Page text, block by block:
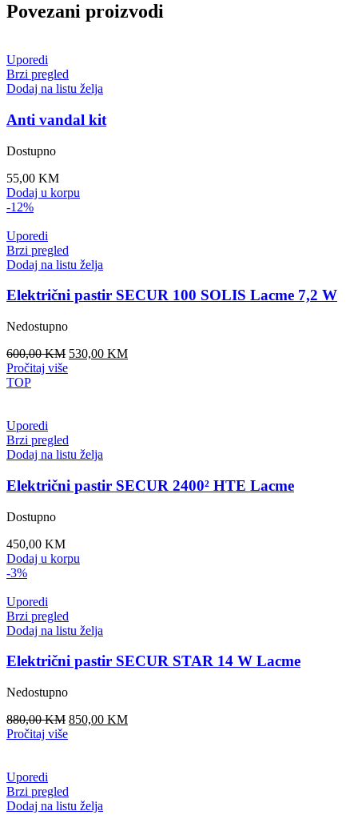
Povezani proizvodi
Uporedi
Brzi pregled
Dodaj na listu želja
Anti vandal kit
Dostupno
55,00 KM
Dodaj u korpu
-12%
Uporedi
Brzi pregled
Dodaj na listu želja
Električni pastir SECUR 100 SOLIS Lacme 7,2 W
Nedostupno
600,00KM Original
530,00 KMCurrent
Pročitaj više
TOP
Uporedi
Brzi pregled
Dodaj na listu želja
Električni pastir SECUR 2400² HTE Lacme
Dostupno
450,00 KM
Dodaj u korpu
-3%
Uporedi
Brzi pregled
Dodaj na listu želja
Električni pastir SECUR STAR 14 W Lacme
Nedostupno
880,00KM Original
850,00 KMCurrent
Pročitaj više
Uporedi
Brzi pregled
Dodaj na listu želja